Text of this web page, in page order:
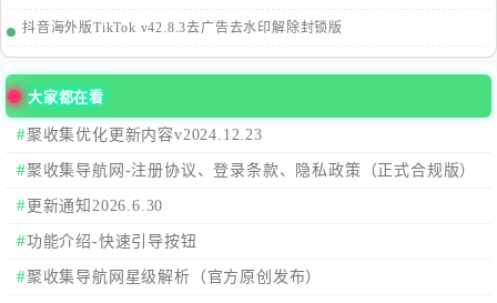
抖音海外版TikTok v42.8.3去广告去水印解除封锁版
大家都在看
聚收集优化更新内容v2024.12.23
聚收集导航网-注册协议、登录条款、隐私政策（正式合规版）
更新通知2026.6.30
功能介绍-快速引导按钮
聚收集导航网星级解析（官方原创发布）